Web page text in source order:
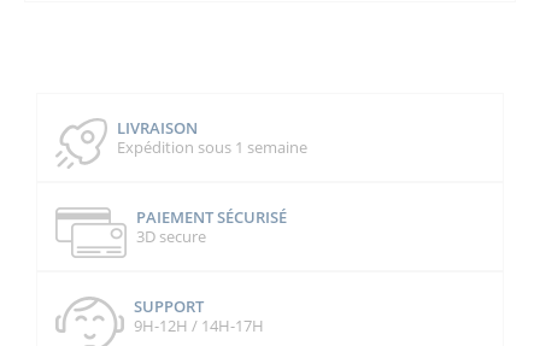
LIVRAISON
Expédition sous 1 semaine
PAIEMENT SÉCURISÉ
3D secure
SUPPORT
9H-12H / 14H-17H